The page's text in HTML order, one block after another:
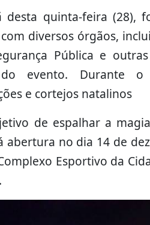
desta quinta-feira (28),
diversos órgãos,
Pública e
evento. Durante
e cortejos natalinos
de espalhar a
abertura no dia 14 de
Esportivo da